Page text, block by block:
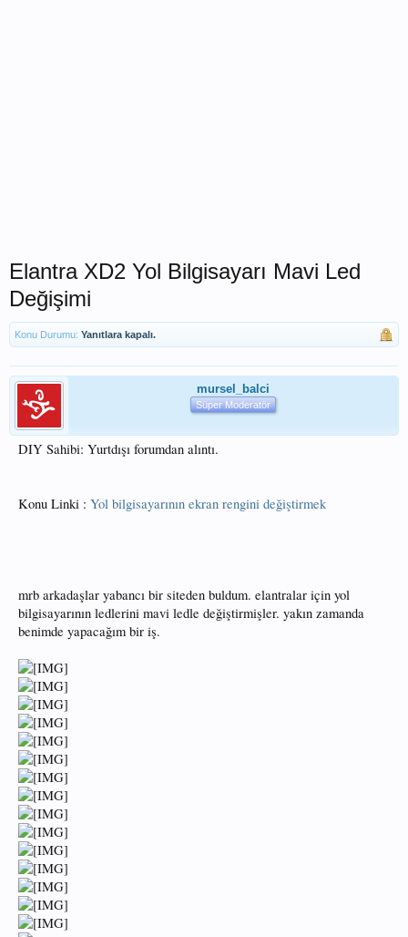
Elantra XD2 Yol Bilgisayarı Mavi Led
Değişimi
Konu Durumu: Yanıtlara kapalı.
mursel_balci
Süper Moderatör
DIY Sahibi: Yurtdışı forumdan alıntı.
Konu Linki : Yol bilgisayarının ekran rengini değiştirmek
mrb arkadaşlar yabancı bir siteden buldum. elantralar için yol
bilgisayarının ledlerini mavi ledle değiştirmişler. yakın zamanda
benimde yapacağım bir iş.